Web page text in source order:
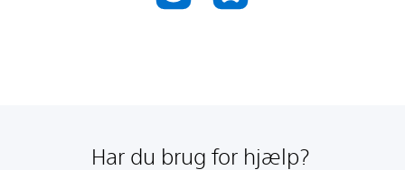
Har du brug for hjælp?